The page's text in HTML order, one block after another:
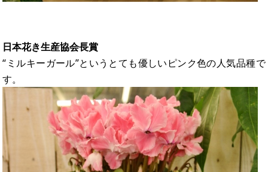
日本花き生産協会長賞
“ミルキーガール”というとても優しいピンク色の人気品種で
す。